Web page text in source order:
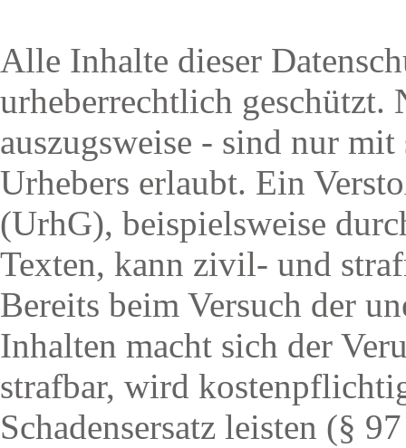
Alle Inhalte dieser
urheberrechtlich
auszugsweise - sind nur
Urhebers erlaubt. Ein
(UrhG), beispielsweise
Texten, kann zivil- und
Bereits beim Versuch der
Inhalten macht sich der
strafbar, wird
Schadensersatz leisten (§